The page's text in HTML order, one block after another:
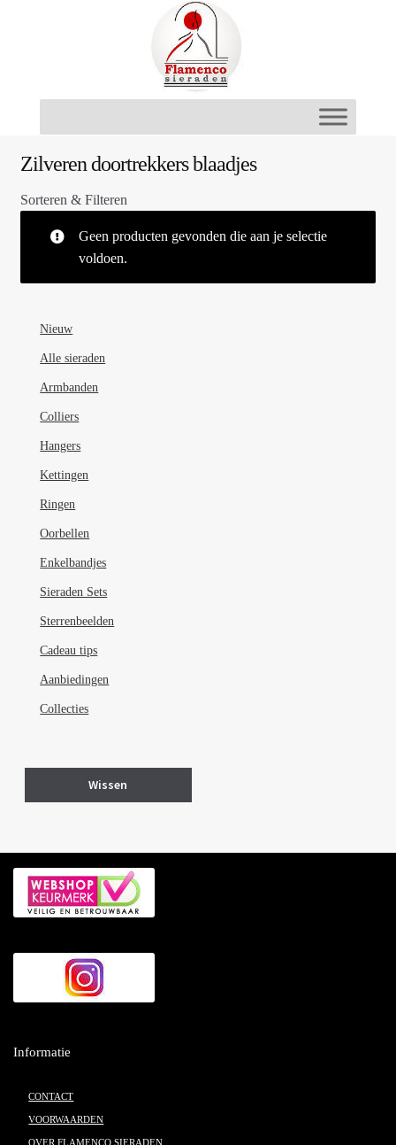
Zilveren doortrekkers blaadjes
Sorteren & Filteren
Geen producten gevonden die aan je selectie
voldoen.
Nieuw
Alle sieraden
Armbanden
Colliers
Hangers
Kettingen
Ringen
Oorbellen
Enkelbandjes
Sieraden Sets
Sterrenbeelden
Cadeau tips
Aanbiedingen
Collecties
Wissen
Informatie
CONTACT
VOORWAARDEN
OVER FLAMENCO SIERADEN